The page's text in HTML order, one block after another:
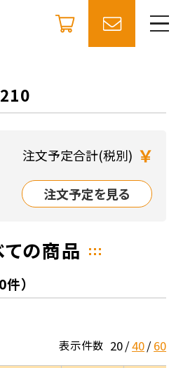
注文予定合計(税別) ￥
注文予定を見る
ての商品
）
表示件数 20 40 60